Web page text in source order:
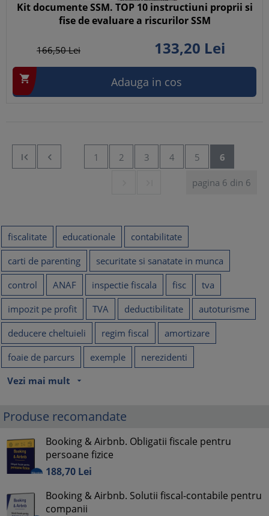
Kit documente SSM. TOP 10 instructiuni proprii si
fise de evaluare a riscurilor SSM
166,50Lei 133,20 Lei
 Adauga in cos
  1 2 3 4 5 6
pagina 6 din 6
fiscalitate educationale
contabilitate
carti de parenting
securitate si sanatate in munca
control
ANAF inspectie fiscala fisc
tva
impozit pe profit
TVA deductibilitate
autoturisme
deducere cheltuieli
regim fiscal
amortizare
foaie de parcurs
exemple
nerezidenti
Vezi mai mult
arrow_drop_down
Produse recomandate
Booking & Airbnb. Obligatii fiscale pentru
persoane fizice
188,70 Lei
Booking & Airbnb. Solutii fiscal-contabile pentru
companii